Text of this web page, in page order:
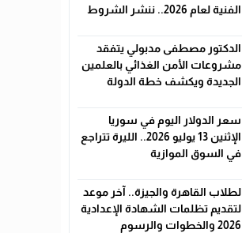
الفنية لعام 2026.. ننشر الشروط
الدكتور مصطفى مدبولي يتفقد
مشروعات الأمن الغذائي بالعلمين
الجديدة ويكشف خطة الدولة
سعر الدولار اليوم في سوريا
الإثنين 13 يوليو 2026.. الليرة تتراجع
في السوق الموازية
لطلاب القاهرة والجيزة.. آخر موعد
لتقديم تظلمات الشهادة الإعدادية
2026 والخطوات والرسوم